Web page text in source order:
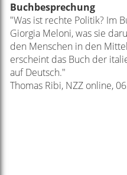
Buchbesprechung
"Was ist rechte Politik? Im
Giorgia Meloni, was sie
den Menschen in den
erscheint das Buch der
auf Deutsch."
Thomas Ribi, NZZ online,